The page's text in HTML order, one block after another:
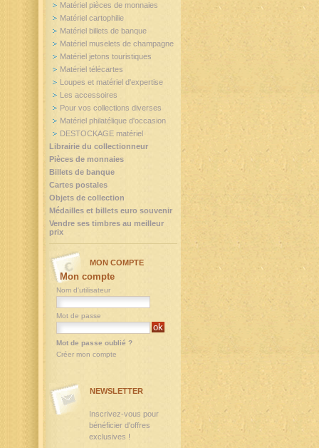
Matériel pièces de monnaies
Matériel cartophilie
Matériel billets de banque
Matériel muselets de champagne
Matériel jetons touristiques
Matériel télécartes
Loupes et matériel d'expertise
Les accessoires
Pour vos collections diverses
Matériel philatélique d'occasion
DESTOCKAGE matériel
Librairie du collectionneur
Pièces de monnaies
Billets de banque
Cartes postales
Objets de collection
Médailles et billets euro souvenir
Vendre ses timbres au meilleur
prix
MON COMPTE
Mon compte
Nom d'utilisateur
Mot de passe
Mot de passe oublié ?
Créer mon compte
NEWSLETTER
Inscrivez-vous pour
bénéficier d'offres
exclusives !